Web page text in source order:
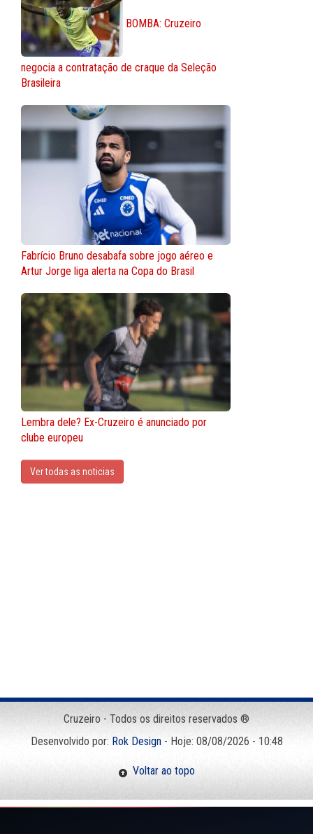
BOMBA: Cruzeiro
negocia a contratação de craque da Seleção
Brasileira
Fabrício Bruno desabafa sobre jogo aéreo e
Artur Jorge liga alerta na Copa do Brasil
Lembra dele? Ex-Cruzeiro é anunciado por
clube europeu
Ver todas as noticias
Cruzeiro - Todos os direitos reservados ®
Desenvolvido por: Rok Design- Hoje: 08/08/2026 - 10:48
Voltar ao topo